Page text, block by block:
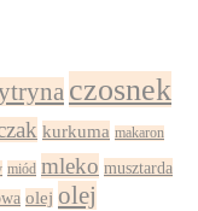
czosnek
kurkuma makaron
miód mleko musztarda
olej olej